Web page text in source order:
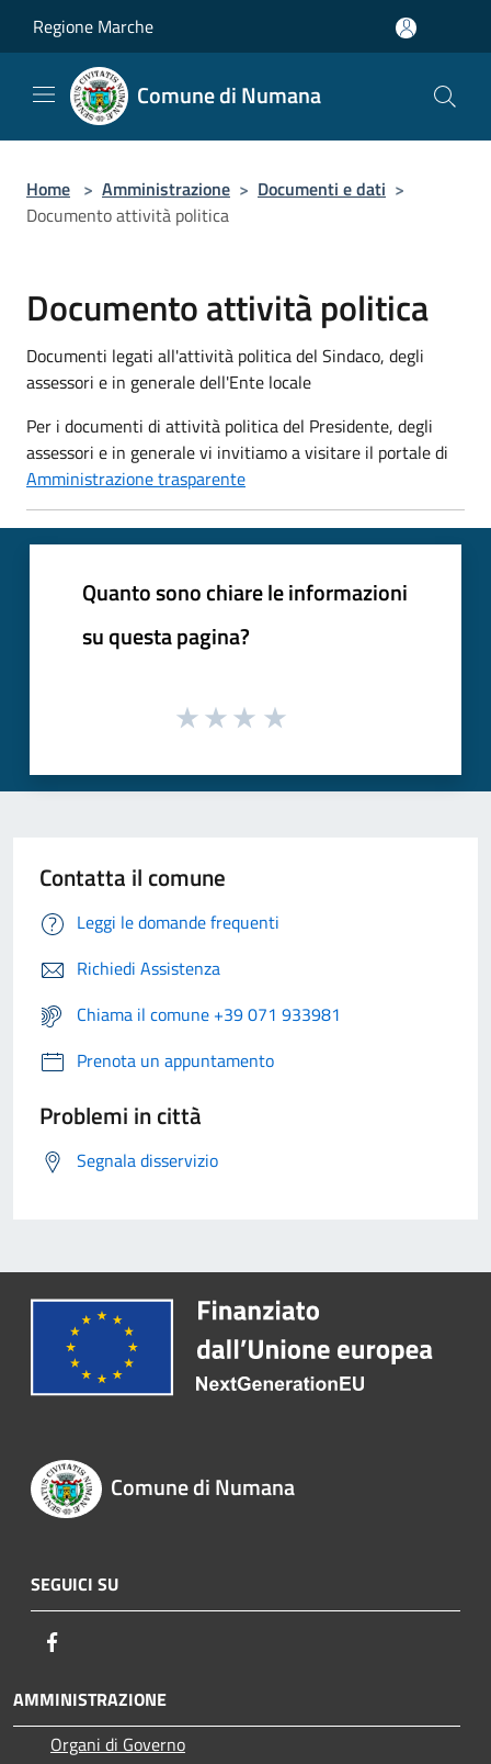
Regione Marche
Comune di Numana
Home > Amministrazione > Documenti e dati >
Documento attività politica
Documento attività politica
Documenti legati all'attività politica del Sindaco, degli
assessori e in generale dell'Ente locale
Per i documenti di attività politica del Presidente, degli
assessori e in generale vi invitiamo a visitare il portale di
Amministrazione trasparente
Quanto sono chiare le informazioni
su questa pagina?
Contatta il comune
Leggi le domande frequenti
Richiedi Assistenza
Chiama il comune +39 071 933981
Prenota un appuntamento
Problemi in città
Segnala disservizio
Comune di Numana
SEGUICI SU
AMMINISTRAZIONE
Organi di Governo